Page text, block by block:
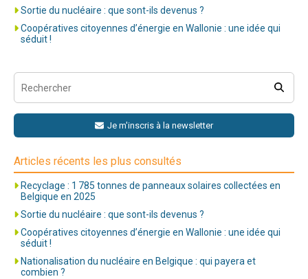
Sortie du nucléaire : que sont-ils devenus ?
Coopératives citoyennes d’énergie en Wallonie : une idée qui
séduit !
Je m'inscris à la newsletter
Articles récents les plus consultés
Recyclage : 1 785 tonnes de panneaux solaires collectées en
Belgique en 2025
Sortie du nucléaire : que sont-ils devenus ?
Coopératives citoyennes d’énergie en Wallonie : une idée qui
séduit !
Nationalisation du nucléaire en Belgique : qui payera et
combien ?